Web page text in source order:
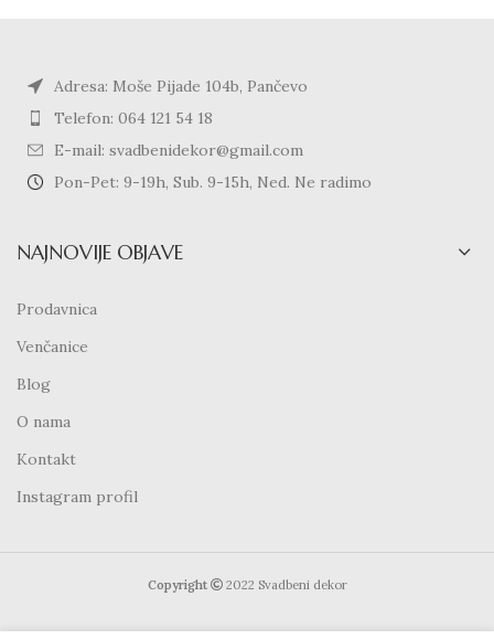
Adresa: Moše Pijade 104b, Pančevo
Telefon: 064 121 54 18
E-mail: svadbenidekor@gmail.com
Pon-Pet: 9-19h, Sub. 9-15h, Ned. Ne radimo
NAJNOVIJE OBJAVE
Prodavnica
Venčanice
Blog
O nama
Kontakt
Instagram profil
Copyright 2022 Svadbeni dekor